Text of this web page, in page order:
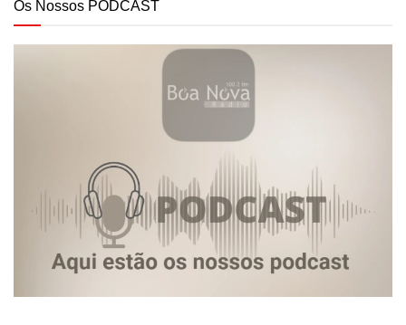
Os Nossos PODCAST